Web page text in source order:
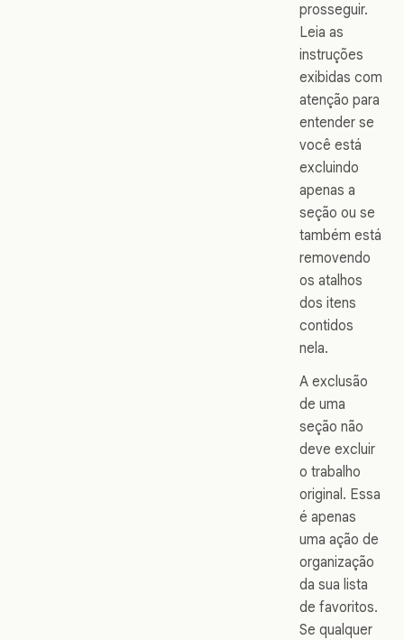
prosseguir.
Leia as
instruções
exibidas com
atenção para
entender se
você está
excluindo
apenas a
seção ou se
também está
removendo
os atalhos
dos itens
contidos
nela.
A exclusão
de uma
seção não
deve excluir
o trabalho
original. Essa
é apenas
uma ação de
organização
da sua lista
de favoritos.
Se qualquer